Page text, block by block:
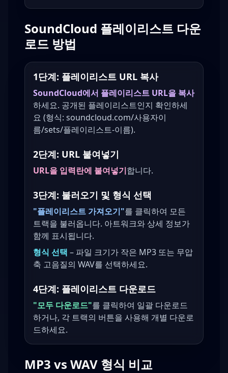
SoundCloud 플레이리스트 다운
로드 방법
1단계: 플레이리스트 URL 복사
SoundCloud에서 플레이리스트 URL을 복사
하세요. 공개된 플레이리스트인지 확인하세
요 (형식: soundcloud.com/사용자이
름/sets/플레이리스트-이름).
2단계: URL 붙여넣기
URL을 입력란에 붙여넣기합니다.
3단계: 불러오기 및 형식 선택
"플레이리스트 가져오기"를 클릭하여 모든
트랙을 불러옵니다. 아트워크와 상세 정보가
함께 표시됩니다.
형식 선택 – 파일 크기가 작은 MP3 또는 무압
축 고음질의 WAV를 선택하세요.
4단계: 플레이리스트 다운로드
"모두 다운로드"를 클릭하여 일괄 다운로드
하거나, 각 트랙의 버튼을 사용해 개별 다운로
드하세요.
MP3 vs WAV 형식 비교